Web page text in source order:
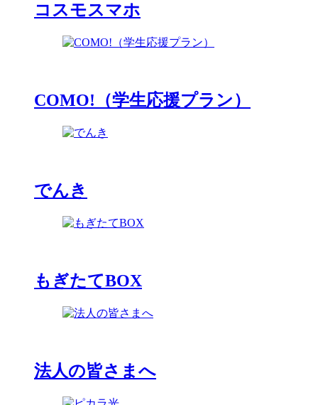
コスモスマホ
COMO!（学生応援プラン）
でんき
もぎたてBOX
法人の皆さまへ